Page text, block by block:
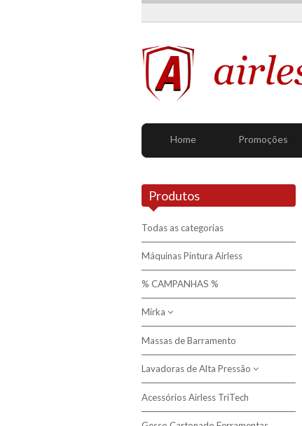
Home Promoções
Produtos
Todas as categorias
Máquinas Pintura Airless
% CAMPANHAS %
Mirka
Máquinas de Lixar Mirka
Aspiradores Mirka
Abrasivos Mirka
Massas de Barramento
Lavadoras de Alta Pressão
Bricolagem
Acessórios Airless TriTech